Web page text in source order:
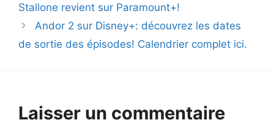
Stallone revient sur Paramount+!
Andor 2 sur Disney+: découvrez les dates
de sortie des épisodes! Calendrier complet ici.
Laisser un commentaire